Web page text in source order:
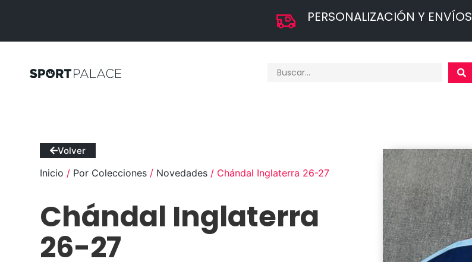
PERSONALIZACIÓN Y ENVÍOS
Volver
Inicio / Por Colecciones / Novedades / Chándal Inglaterra 26-27
Chándal Inglaterra
26-27